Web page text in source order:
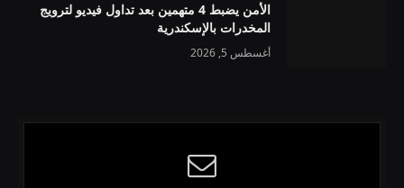
الأمن يضبط 4 متهمين بعد تداول فيديو لترويج
المخدرات بالإسكندرية
أغسطس 5, 2026